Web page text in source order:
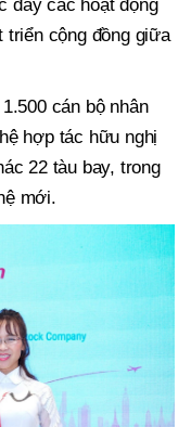
đẩy các hoạt động
triển cộng đồng giữa
cán bộ nhân
hợp tác hữu nghị
22 tàu bay, trong
mới.